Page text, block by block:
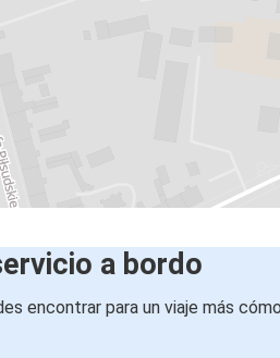
a bordo
encontrar para un viaje más